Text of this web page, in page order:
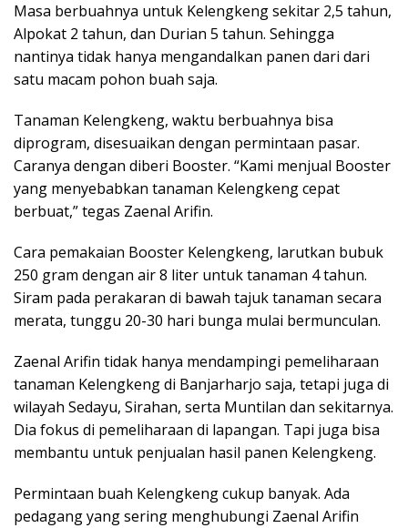
Masa berbuahnya untuk Kelengkeng sekitar 2,5 tahun,
Alpokat 2 tahun, dan Durian 5 tahun. Sehingga
nantinya tidak hanya mengandalkan panen dari dari
satu macam pohon buah saja.
Tanaman Kelengkeng, waktu berbuahnya bisa
diprogram, disesuaikan dengan permintaan pasar.
Caranya dengan diberi Booster. “Kami menjual Booster
yang menyebabkan tanaman Kelengkeng cepat
berbuat,” tegas Zaenal Arifin.
Cara pemakaian Booster Kelengkeng, larutkan bubuk
250 gram dengan air 8 liter untuk tanaman 4 tahun.
Siram pada perakaran di bawah tajuk tanaman secara
merata, tunggu 20-30 hari bunga mulai bermunculan.
Zaenal Arifin tidak hanya mendampingi pemeliharaan
tanaman Kelengkeng di Banjarharjo saja, tetapi juga di
wilayah Sedayu, Sirahan, serta Muntilan dan sekitarnya.
Dia fokus di pemeliharaan di lapangan. Tapi juga bisa
membantu untuk penjualan hasil panen Kelengkeng.
Permintaan buah Kelengkeng cukup banyak. Ada
pedagang yang sering menghubungi Zaenal Arifin